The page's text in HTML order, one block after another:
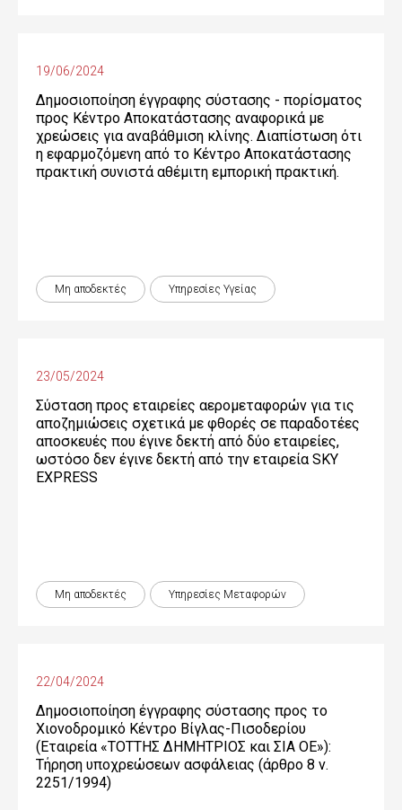
19/06/2024
Δημοσιοποίηση έγγραφης σύστασης - πορίσματος
προς Κέντρο Αποκατάστασης αναφορικά με
χρεώσεις για αναβάθμιση κλίνης. Διαπίστωση ότι
η εφαρμοζόμενη από το Κέντρο Αποκατάστασης
πρακτική συνιστά αθέμιτη εμπορική πρακτική.
Μη αποδεκτές Υπηρεσίες Υγείας
23/05/2024
Σύσταση προς εταιρείες αερομεταφορών για τις
αποζημιώσεις σχετικά με φθορές σε παραδοτέες
αποσκευές που έγινε δεκτή από δύο εταιρείες,
ωστόσο δεν έγινε δεκτή από την εταιρεία SKY
EXPRESS
Μη αποδεκτές Υπηρεσίες Μεταφορών
22/04/2024
Δημοσιοποίηση έγγραφης σύστασης προς το
Χιονοδρομικό Κέντρο Βίγλας-Πισοδερίου
(Εταιρεία «ΤΟΤΤΗΣ ΔΗΜΗΤΡΙΟΣ και ΣΙΑ ΟΕ»):
Τήρηση υποχρεώσεων ασφάλειας (άρθρο 8 ν.
2251/1994)